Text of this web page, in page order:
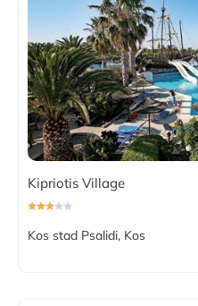
Kipriotis Village
Kos stad Psalidi, Kos